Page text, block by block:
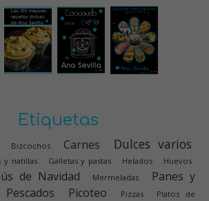
Etiquetas
Bizcochos Carnes Dulces varios
y natillas Galletas y pastas Helados Huevos
de Navidad Mermeladas
Panes y
Pescados Picoteo Pizzas
Platos de